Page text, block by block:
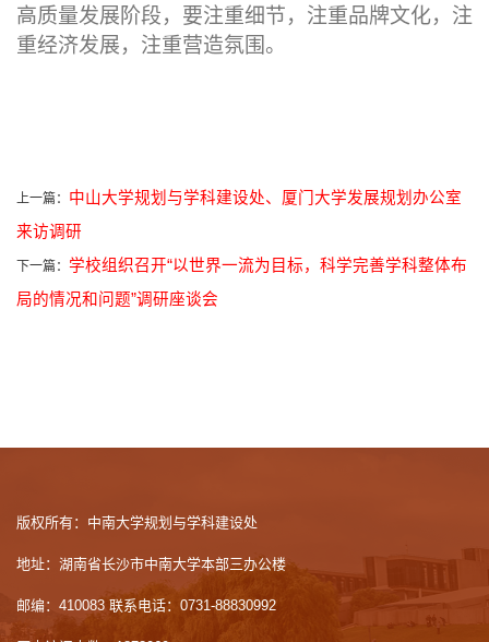
高质量发展阶段，要注重细节，注重品牌文化，注
重经济发展，注重营造氛围。
上一篇： 中山大学规划与学科建设处、厦门大学发展规划办公室
来访调研
下一篇： 学校组织召开“以世界一流为目标，科学完善学科整体布
局的情况和问题”调研座谈会
版权所有：中南大学规划与学科建设处
地址：湖南省长沙市中南大学本部三办公楼
邮编：410083 联系电话：0731-88830992